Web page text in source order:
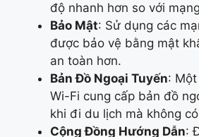
độ nhanh hơn so với
Bảo Mật: Sử dụng các
được bảo vệ bằng mật
an toàn hơn.
Bản Đồ Ngoại Tuyến:
Wi-Fi cung cấp bản đồ
khi đi du lịch mà không
Cộng Đồng Hướng Dẫn: